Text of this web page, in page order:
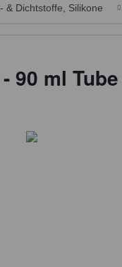
& Dichtstoffe, Silikone
90 ml Tube